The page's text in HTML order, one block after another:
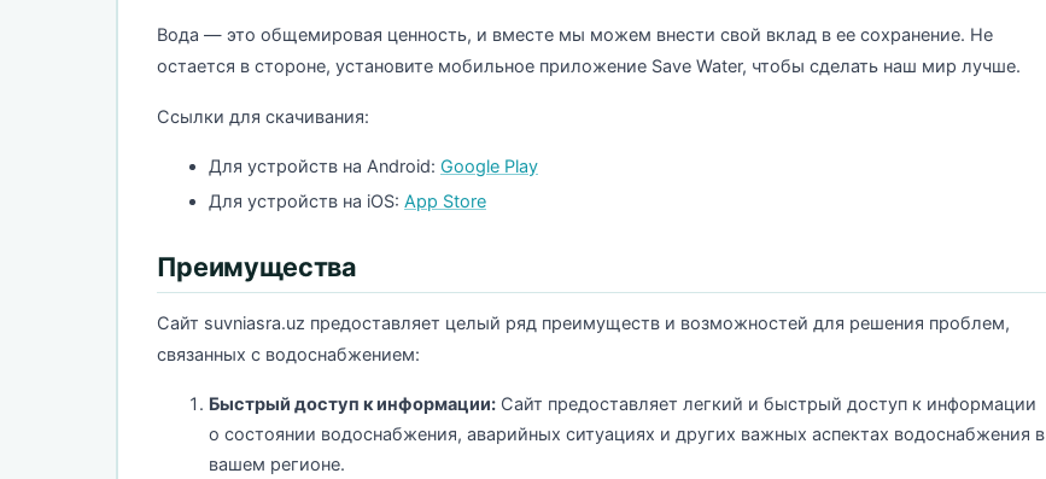
Вода — это общемировая ценность, и вместе мы можем внести свой вклад в ее сохранение. Не
остается в стороне, установите мобильное приложение Save Water, чтобы сделать наш мир лучше.
Ссылки для скачивания:
Для устройств на Android: Google Play
Для устройств на iOS: App Store
Преимущества
Сайт suvniasra.uz предоставляет целый ряд преимуществ и возможностей для решения проблем,
связанных с водоснабжением:
Быстрый доступ к информации: Сайт предоставляет легкий и быстрый доступ к информации
о состоянии водоснабжения, аварийных ситуациях и других важных аспектах водоснабжения в
вашем регионе.